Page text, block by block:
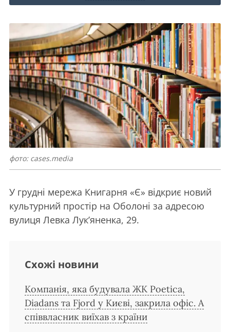
фото: cases.media
У грудні мережа Книгарня «Є» відкриє новий
культурний простір на Оболоні за адресою
вулиця Левка Лук’яненка, 29.
Схожі новини
Компанія, яка будувала ЖК Poetica,
Diadans та Fjord у Києві, закрила офіс. А
співвласник виїхав з країни